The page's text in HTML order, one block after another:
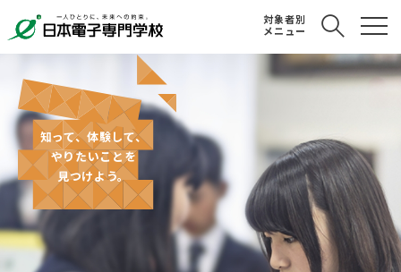
対象者別
メニュー
知って、体験して、
やりたいことを
見つけよう。